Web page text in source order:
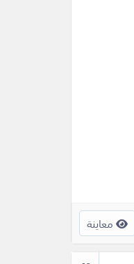
معاينة